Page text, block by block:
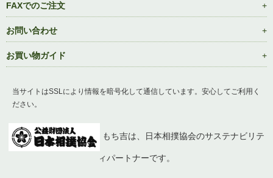
FAXでのご注文
お問い合わせ
お買い物ガイド
当サイトはSSLにより情報を暗号化して通信しています。安心してご利用く
ださい。
もち吉は、日本相撲協会のサステナビリテ
ィパートナーです。